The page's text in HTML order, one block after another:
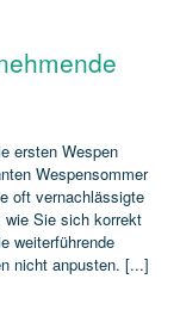
ersten Wespen
Wespensommer
oft vernachlässigte
wie Sie sich korrekt
weiterführende
nicht anpusten. [...]